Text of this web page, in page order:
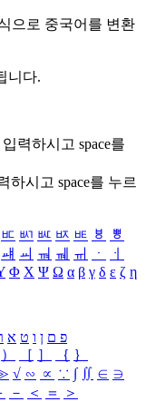
으로 중국어를 변환
니다.
입력하시고 space를
하시고 space를 누르
ㅳ ㅴ ㅵ ㅶ ㅷ ㅸ
ㅹ
ㆈ ㆉ ㆊ ㆋ ㆌ ㆍ
ㆎ
Φ Χ Ψ Ω α β γ δ ε ζ η
פ ם ן ו ט א
） ［ ］ ｛ ｝
√ ∽ ∝ ∵ ∫ ∬ ∈ ∋
－ ＜ ＝
＞